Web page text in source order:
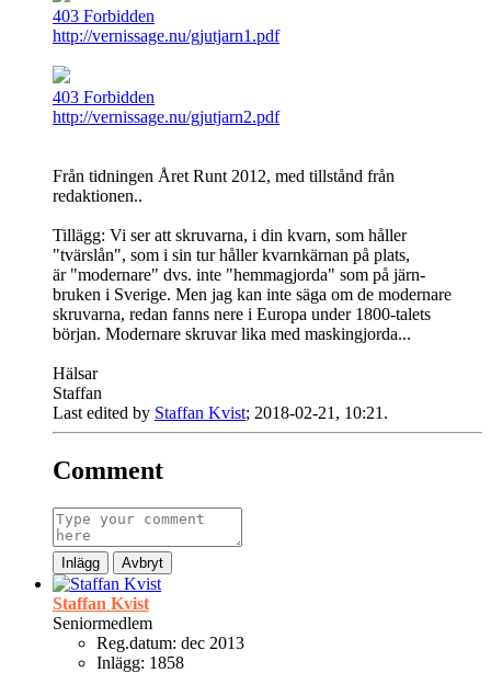
403 Forbidden
http://vernissage.nu/gjutjarn1.pdf
403 Forbidden
http://vernissage.nu/gjutjarn2.pdf
Från tidningen Året Runt 2012, med tillstånd från
redaktionen..
Tillägg: Vi ser att skruvarna, i din kvarn, som håller
"tvärslån", som i sin tur håller kvarnkärnan på plats,
är "modernare" dvs. inte "hemmagjorda" som på järn-
bruken i Sverige. Men jag kan inte säga om de modernare
skruvarna, redan fanns nere i Europa under 1800-talets
början. Modernare skruvar lika med maskingjorda...
Hälsar
Staffan
Last edited by Staffan Kvist; 2018-02-21, 10:21 .
Comment
Inlägg Avbryt
Staffan Kvist
Seniormedlem
Reg.datum: dec 2013
Inlägg: 1858